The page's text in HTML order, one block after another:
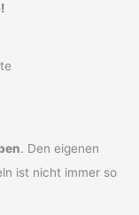
. Den eigenen
ist nicht immer so